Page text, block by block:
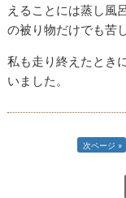
えることには蒸し風
の被り物だけでも苦
私も走り終えたとき
いました。
次ページ